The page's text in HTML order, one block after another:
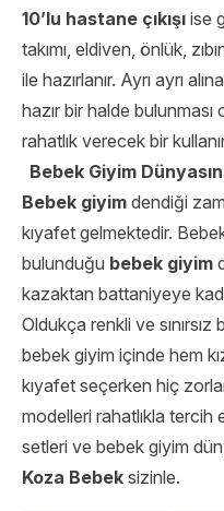
10’lu hastane çıkışı ise
takımı, eldiven, önlük,
ile hazırlanır. Ayrı ayrı
hazır bir halde bulunması
rahatlık verecek bir
Bebek Giyim
Bebek giyim dendiği
kıyafet gelmektedir.
bulunduğu bebek giyim
kazaktan battaniyeye
Oldukça renkli ve sınırsız
bebek giyim içinde hem
kıyafet seçerken hiç
modelleri rahatlıkla tercih
setleri ve bebek giyim
Koza Bebek sizinle.